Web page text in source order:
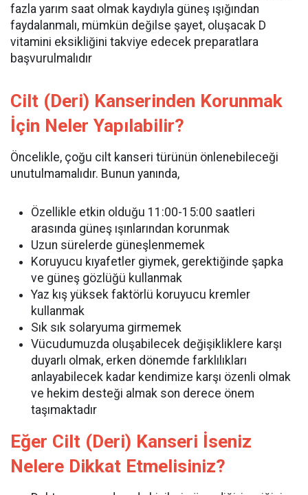
fazla yarım saat olmak kaydıyla güneş ışığından
faydalanmalı, mümkün değilse şayet, oluşacak D
vitamini eksikliğini takviye edecek preparatlara
başvurulmalıdır
Cilt (Deri) Kanserinden Korunmak
İçin Neler Yapılabilir?
Öncelikle, çoğu cilt kanseri türünün önlenebileceği
unutulmamalıdır. Bunun yanında,
Özellikle etkin olduğu 11:00-15:00 saatleri
arasında güneş ışınlarından korunmak
Uzun sürelerde güneşlenmemek
Koruyucu kıyafetler giymek, gerektiğinde şapka
ve güneş gözlüğü kullanmak
Yaz kış yüksek faktörlü koruyucu kremler
kullanmak
Sık sık solaryuma girmemek
Vücudumuzda oluşabilecek değişikliklere karşı
duyarlı olmak, erken dönemde farklılıkları
anlayabilecek kadar kendimize karşı özenli olmak
ve hekim desteği almak son derece önem
taşımaktadır
Eğer Cilt (Deri) Kanseri İseniz
Nelere Dikkat Etmelisiniz?